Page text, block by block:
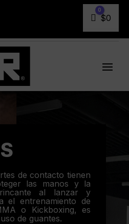
Carro
0
$0
de contacto tienen
las manos y la
al lanzar y
el entrenamiento de
o Kickboxing, es
de guantes.